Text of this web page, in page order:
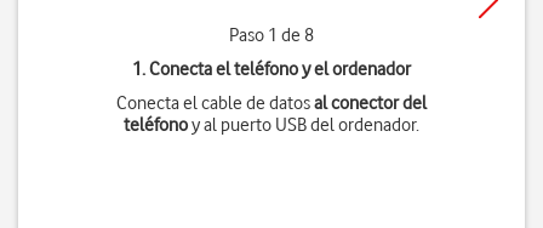
Paso 1 de 8
1. Conecta el teléfono y el ordenador
Conecta el cable de datosal conector del
teléfonoy al puerto USB del ordenador.